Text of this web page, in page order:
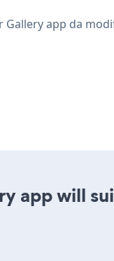
Gallery app da
app will